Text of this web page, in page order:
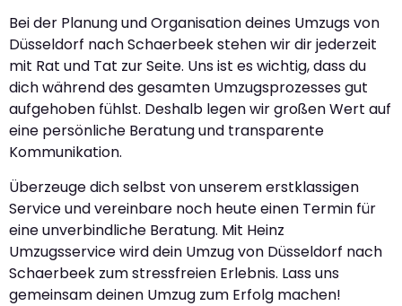
Bei der Planung und Organisation deines Umzugs von
Düsseldorf nach Schaerbeek stehen wir dir jederzeit
mit Rat und Tat zur Seite. Uns ist es wichtig, dass du
dich während des gesamten Umzugsprozesses gut
aufgehoben fühlst. Deshalb legen wir großen Wert auf
eine persönliche Beratung und transparente
Kommunikation.
Überzeuge dich selbst von unserem erstklassigen
Service und vereinbare noch heute einen Termin für
eine unverbindliche Beratung. Mit Heinz
Umzugsservice wird dein Umzug von Düsseldorf nach
Schaerbeek zum stressfreien Erlebnis. Lass uns
gemeinsam deinen Umzug zum Erfolg machen!